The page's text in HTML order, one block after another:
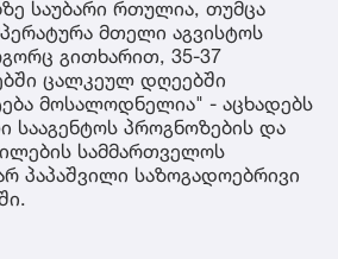
საუბარი რთულია, თუმცა
მთელი აგვისტოს
გითხარით, 35-37
ცალკეულ დღეებში
მოსალოდნელია" - აცხადებს
სააგენტოს პროგნოზების და
სამმართველოს
პაპაშვილი საზოგადოებრივი